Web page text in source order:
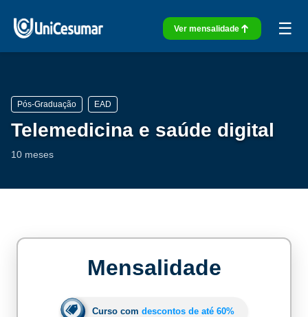
Ver mensalidade ☰
Pós-Graduação EAD
Telemedicina e saúde digital
10 meses
Mensalidade
Curso com descontos de até 60%